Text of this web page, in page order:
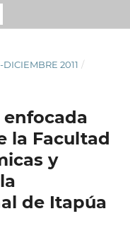
2011 /
enfocada
la Facultad
y
de Itapúa